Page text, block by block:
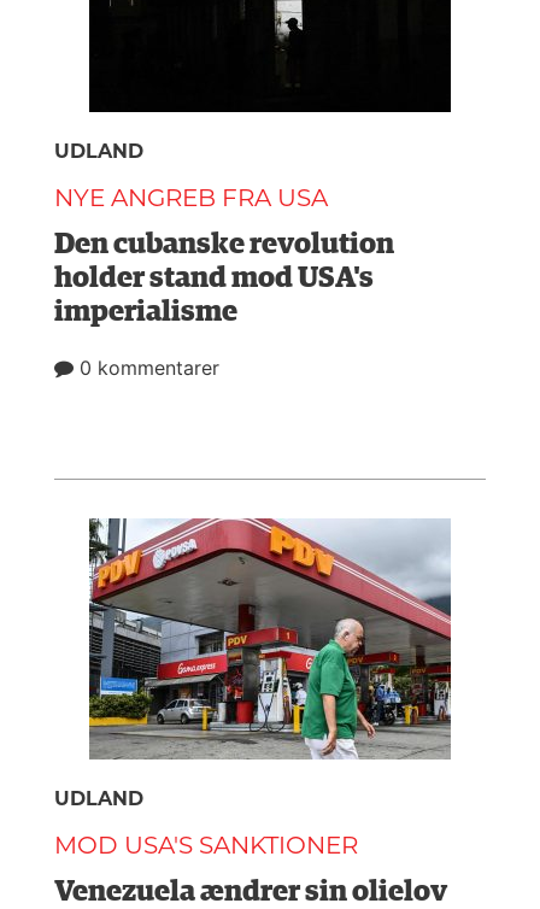
UDLAND
NYE ANGREB FRA USA
Den cubanske revolution
holder stand mod USA's
imperialisme
0 kommentarer
UDLAND
MOD USA'S SANKTIONER
Venezuela ændrer sin olielov